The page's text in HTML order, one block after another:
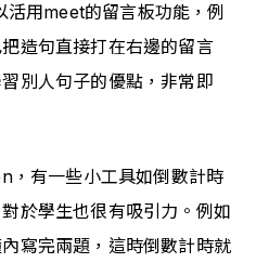
用meet的留言板功能，例
造句直接打在右邊的留言
別人句子的優點，非常即
有一些小工具如倒數計時
於學生也很有吸引力。例如
寫完兩題，這時倒數計時就